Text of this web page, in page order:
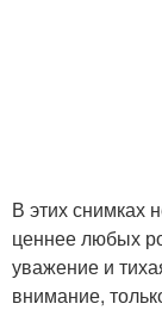
В этих снимках
ценнее любых
уважение и
внимание,